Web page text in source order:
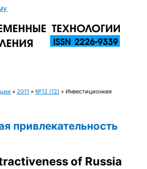
» 2011 » №12 (12) » Инвестиционная
привлекательность
of Russia